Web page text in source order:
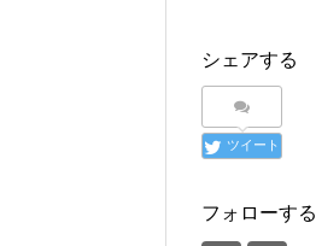
シェアする
ツイート
フォローする